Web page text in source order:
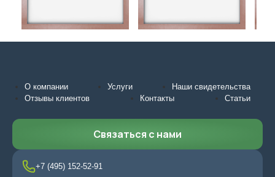
О компании Услуги
Наши свидетельства
Отзывы клиентов
Контакты Статьи
Связаться с нами
+7 (495) 152-52-91